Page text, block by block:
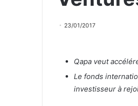
23/01/2017
Qapa veut
Le fonds
investisseur à